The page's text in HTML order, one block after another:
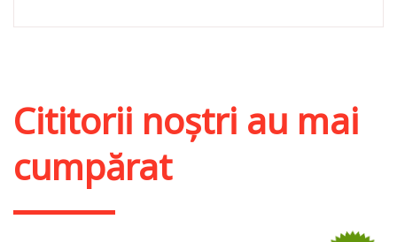
Cititorii noștri au mai
cumpărat